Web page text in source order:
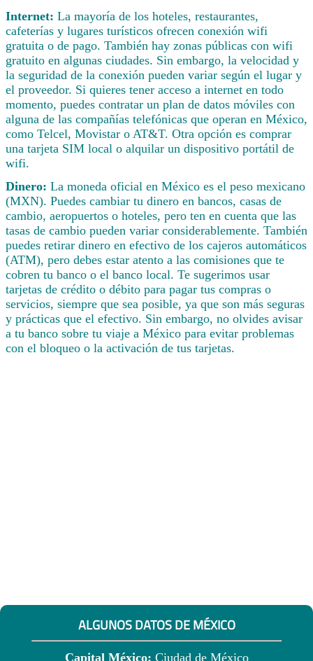
Internet: La mayoría de los hoteles, restaurantes,
cafeterías y lugares turísticos ofrecen conexión wifi
gratuita o de pago. También hay zonas públicas con wifi
gratuito en algunas ciudades. Sin embargo, la velocidad y
la seguridad de la conexión pueden variar según el lugar y
el proveedor. Si quieres tener acceso a internet en todo
momento, puedes contratar un plan de datos móviles con
alguna de las compañías telefónicas que operan en México,
como Telcel, Movistar o AT&T. Otra opción es comprar
una tarjeta SIM local o alquilar un dispositivo portátil de
wifi.
Dinero: La moneda oficial en México es el peso mexicano
(MXN). Puedes cambiar tu dinero en bancos, casas de
cambio, aeropuertos o hoteles, pero ten en cuenta que las
tasas de cambio pueden variar considerablemente. También
puedes retirar dinero en efectivo de los cajeros automáticos
(ATM), pero debes estar atento a las comisiones que te
cobren tu banco o el banco local. Te sugerimos usar
tarjetas de crédito o débito para pagar tus compras o
servicios, siempre que sea posible, ya que son más seguras
y prácticas que el efectivo. Sin embargo, no olvides avisar
a tu banco sobre tu viaje a México para evitar problemas
con el bloqueo o la activación de tus tarjetas.
ALGUNOS DATOS DE MÉXICO
Capital México: Ciudad de México